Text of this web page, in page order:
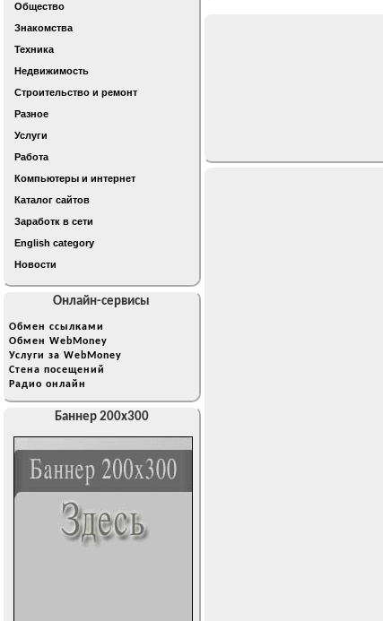
Общество
Знакомства
Техника
Недвижимость
Строительство и ремонт
Разное
Услуги
Работа
Компьютеры и интернет
Каталог сайтов
Заработк в сети
English category
Новости
Онлайн-сервисы
Обмен ссылками
Обмен WebMoney
Услуги за WebMoney
Стена посещений
Радио онлайн
Баннер 200x300